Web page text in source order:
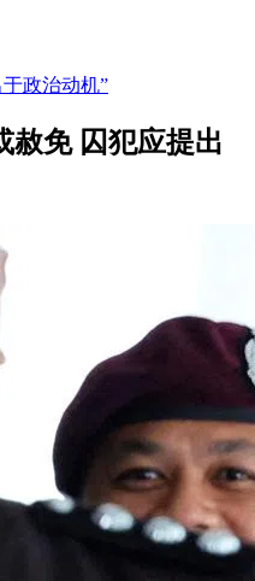
政治动机”
赦免 囚犯应提出